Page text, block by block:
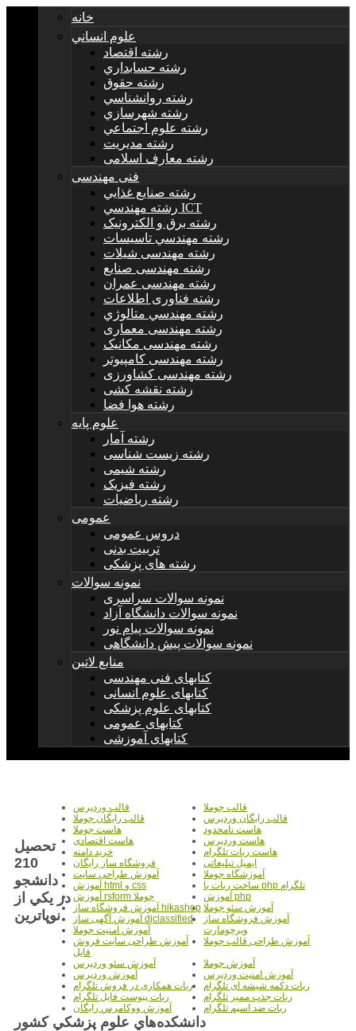
خانه
علوم انساني
رشته اقتصاد
رشته حسابداري
رشته حقوق
رشته روانشناسي
رشته شهرسازي
رشته علوم اجتماعي
رشته مديريت
رشته معارف اسلامی
فنی مهندسی
رشته صنايع غذايي
رشته مهندسي ICT
رشته برق و الکترونيک
رشته مهندسي تاسيسات
رشته مهندسی شیلات
رشته مهندسی صنایع
رشته مهندسی عمران
رشته فناوری اطلاعات
رشته مهندسي متالوژي
رشته مهندسی معماری
رشته مهندسی مکانیک
رشته مهندسی کامپیوتر
رشته مهندسی کشاورزی
رشته نقشه کشی
رشته هوا فضا
علوم پایه
رشته آمار
رشته زیست شناسی
رشته شیمی
رشته فیزیک
رشته ریاضیات
عمومی
دروس عمومی
تربیت بدنی
رشته های پزشکی
نمونه سوالات
نمونه سوالات سراسری
نمونه سوالات دانشگاه آزاد
نمونه سوالات پیام نور
نمونه سوالات پیش دانشگاهی
منابع لاتین
کتابهای فنی مهندسی
کتابهای علوم انسانی
کتابهای علوم پزشکی
کتابهای عمومی
کتابهای آموزشی
قالب جوملا
قالب وردپرس
قالب رایگان وردپرس
قالب رایگان جوملا
هاست نامحدود
هاست جوملا
هاست وردپرس
هاست اقتصادی
هاست ربات تلگرام
خرید دامنه
ایمیل تبلیغاتی
فروشگاه ساز رایگان
آموزشگاه جوملا
آموزش طراحی سایت
ساخت ربات با php تلگرام
آموزش html و css
آموزش php
آموزش rsform جوملا
آموزش سئو جوملا آموزش فروشگاه ساز hikashop
آموزش فروشگاه ساز
ویرچومارت
آموزش آگهی ساز djclassified
آموزش امنیت جوملا
آموزش طراحی قالب جوملا
آموزش طراحی سایت فروش
فایل
آموزش جوملا
آموزش سئو وردپرس
آموزش امنیت وردپرس
آموزش وردپرس
ربات دکمه شیشه ای تلگرام
ربات همکاری در فروش تلگرام
ربات جذب ممبر تلگرام
ربات پیوست فایل تلگرام
ربات ضد اسپم تلگرام
آموزش ووکامرس رایگان
تحصيل
210
دانشجو
در يکي از
نوپاترين
دانشکده‌هاي علوم پزشکي کشور